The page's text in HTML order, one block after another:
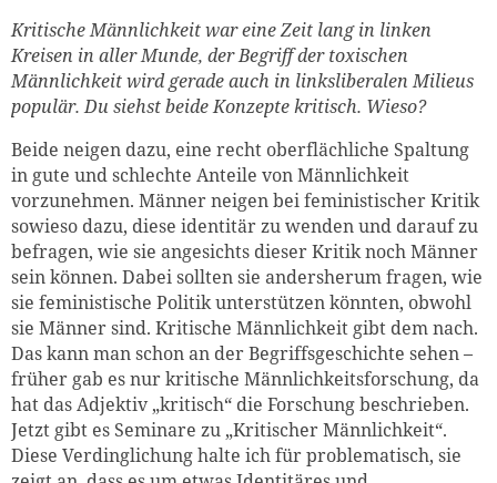
Kritische Männlichkeit war eine Zeit lang in linken
Kreisen in aller Munde, der Begriff der toxischen
Männlichkeit wird gerade auch in linksliberalen Milieus
populär. Du siehst beide Konzepte kritisch. Wieso?
Beide neigen dazu, eine recht oberflächliche Spaltung
in gute und schlechte Anteile von Männlichkeit
vorzunehmen. Männer neigen bei feministischer Kritik
sowieso dazu, diese identitär zu wenden und darauf zu
befragen, wie sie angesichts dieser Kritik noch Männer
sein können. Dabei sollten sie andersherum fragen, wie
sie feministische Politik unterstützen könnten, obwohl
sie Männer sind. Kritische Männlichkeit gibt dem nach.
Das kann man schon an der Begriffsgeschichte sehen –
früher gab es nur kritische Männlichkeitsforschung, da
hat das Adjektiv „kritisch“ die Forschung beschrieben.
Jetzt gibt es Seminare zu „Kritischer Männlichkeit“.
Diese Verdinglichung halte ich für problematisch, sie